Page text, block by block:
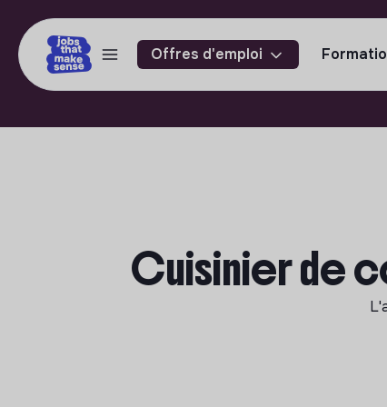
Offres d'emploi
Cuisinier de